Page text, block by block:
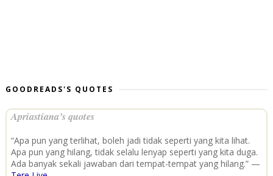
GOODREADS'S QUOTES
Apriastiana’s quotes
“Apa pun yang terlihat, boleh jadi tidak seperti yang kita lihat.
Apa pun yang hilang, tidak selalu lenyap seperti yang kita duga.
Ada banyak sekali jawaban dari tempat-tempat yang hilang.” —